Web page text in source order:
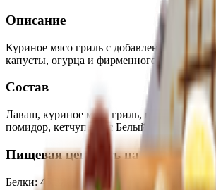
Описание
Куриное мясо гриль с добавлением
капусты, огурца и фирменного соуса.
Состав
Лаваш, куриное мясо гриль, перец
помидор, кетчуп, соус Белый.
Пищевая ценность на 100г
Белки: 45.3 Жиры: 59.6 Углеводы Калории